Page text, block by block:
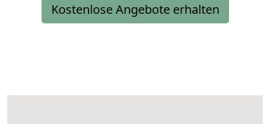
Kostenlose Angebote erhalten